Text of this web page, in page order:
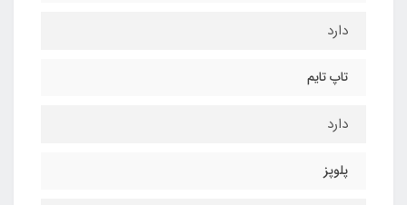
دارد
تاپ تایم
دارد
پلوپز